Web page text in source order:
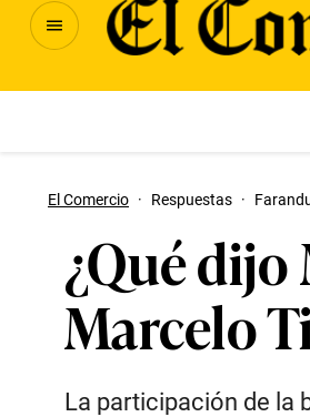
El Comercio · Respuestas ·
¿Qué
Marcelo
La participación de la